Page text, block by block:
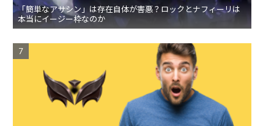
「簡単なアサシン」は存在自体が害悪？ロックとナフィーリは
本当にイージー枠なのか